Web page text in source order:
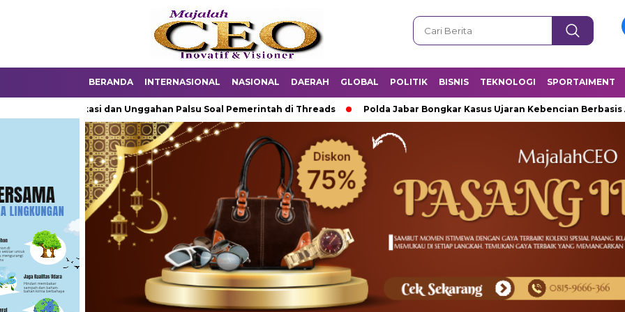
BERANDA INTERNASIONAL NASIONAL DAERAH GLOBAL POLITIK BISNIS TEKNOLOGI SPORTAIMENT
dan Unggahan Palsu Soal Pemerintah di Threads Polda Jabar Bongkar Kasus Ujaran Kebencian Berbasis AI, Pelaku